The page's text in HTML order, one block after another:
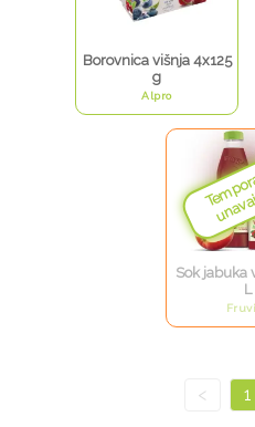
Borovnica višnja 4x125
g
Alpro
Sok jabuka
L
< 1